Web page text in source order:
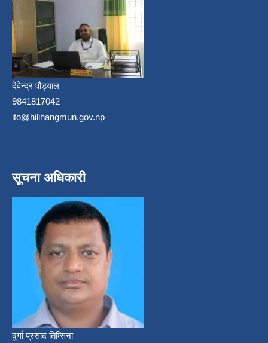
देवेन्द्र पौड्याल
9841817042
ito@hilihangmun.gov.np
सूचना अधिकारी
दुर्गा प्रसाद तिम्सिना